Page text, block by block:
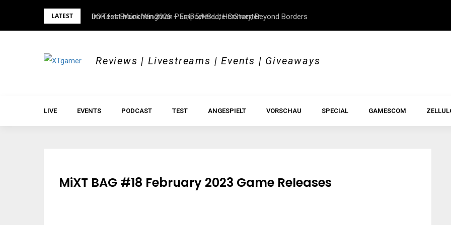
LATEST Im Test: Brook Wingman P5s/P5/NS Lite Converter
DOK.fest München 2026 – Empowered, HerStory, Beyond Borders
Reviews | Livestreams | Events | Giveaways
LIVE EVENTS PODCAST TEST ANGESPIELT VORSCHAU SPECIAL GAMESCOM
MiXT BAG #18 February 2023 Game Releases